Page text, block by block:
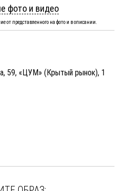
фото и видео
от представленного на фото и в описании.
59, «ЦУМ» (Крытый рынок), 1